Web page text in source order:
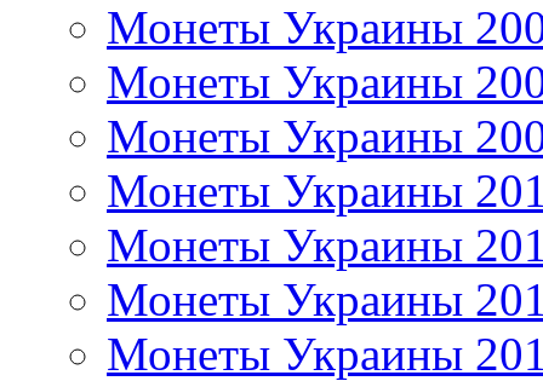
Монеты Украины
Монеты Украины
Монеты Украины
Монеты Украины
Монеты Украины
Монеты Украины
Монеты Украины